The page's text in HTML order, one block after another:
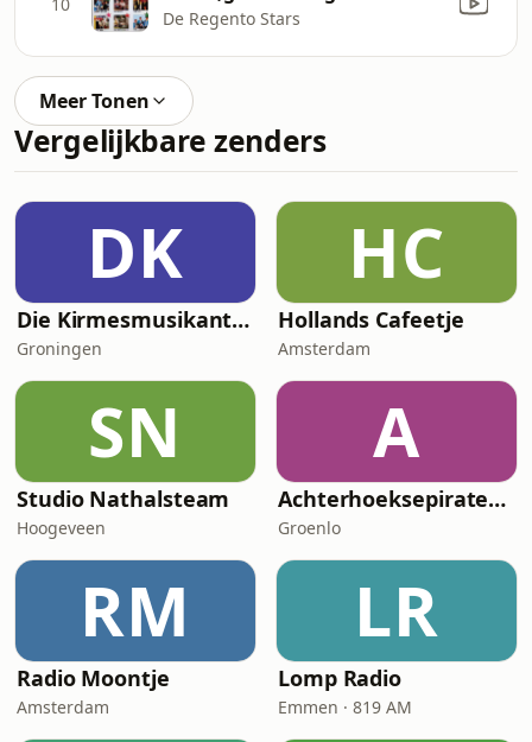
De Regento Stars
Meer Tonen
Vergelijkbare zenders
DK
Die Kirmesmusikanten
Groningen
HC
Hollands Cafeetje
Amsterdam
SN
Studio Nathalsteam
Hoogeveen
A
Achterhoeksepiraten.com
Groenlo
RM
Radio Moontje
Amsterdam
LR
Lomp Radio
Emmen · 819 AM